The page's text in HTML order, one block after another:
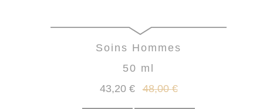
Soins Hommes
50 ml
43,20 € 48,00 €